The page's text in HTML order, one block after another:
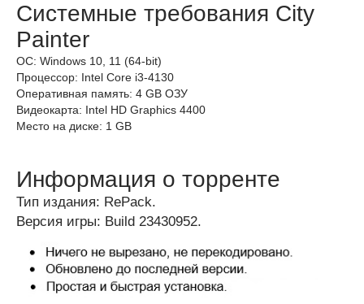
Системные требования City
Painter
ОС: Windows 10, 11 (64-bit)
Процессор: Intel Core i3-4130
Оперативная память: 4 GB ОЗУ
Видеокарта: Intel HD Graphics 4400
Место на диске: 1 GB
Информация о торренте
Тип издания: RePack.
Версия игры: Build 23430952.